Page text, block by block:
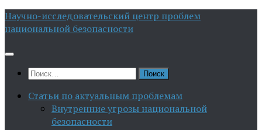
Перейти
к
Научно-исследовательский центр проблем
национальной безопасности
Найти:
Статьи по актуальным проблемам
Внутренние угрозы национальной
безопасности